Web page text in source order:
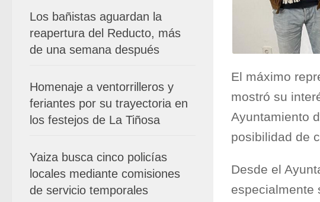
El máximo
mostró su
Ayuntamiento
posibilidad de
Desde el
especialmente
Los bañistas aguardan la
reapertura del Reducto, más
de una semana después
Homenaje a ventorrilleros y
feriantes por su trayectoria en
los festejos de La Tiñosa
Yaiza busca cinco policías
locales mediante comisiones
de servicio temporales